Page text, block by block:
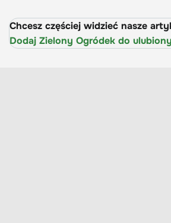
Chcesz częściej widzieć nasze
Dodaj Zielony Ogródek do